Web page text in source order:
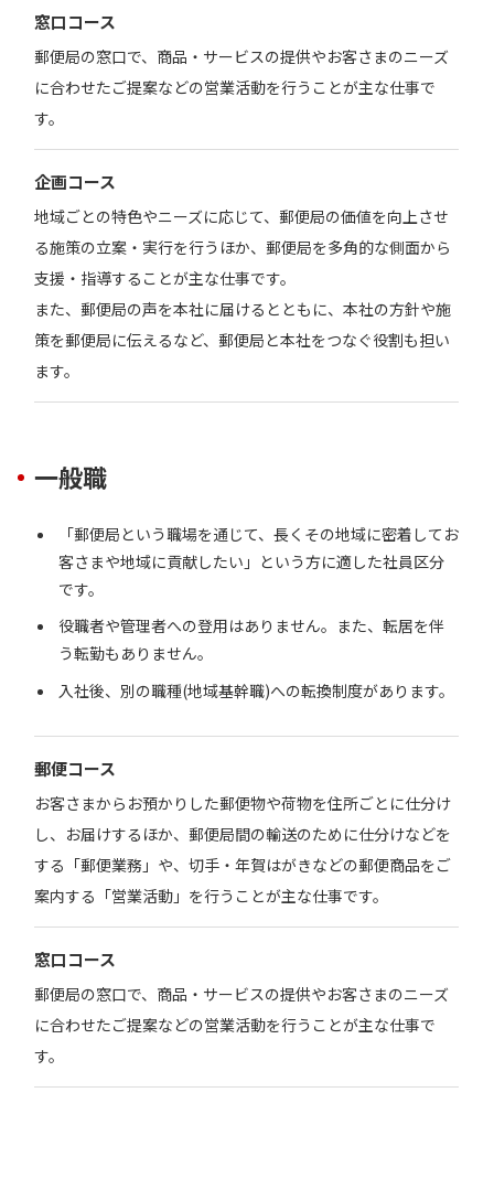
窓口コース
郵便局の窓口で、商品・サービスの提供やお客さまのニーズ
に合わせたご提案などの営業活動を行うことが主な仕事で
す。
企画コース
地域ごとの特色やニーズに応じて、郵便局の価値を向上させ
る施策の立案・実行を行うほか、郵便局を多角的な側面から
支援・指導することが主な仕事です。
また、郵便局の声を本社に届けるとともに、本社の方針や施
策を郵便局に伝えるなど、郵便局と本社をつなぐ役割も担い
ます。
一般職
「郵便局という職場を通じて、長くその地域に密着してお
客さまや地域に貢献したい」という方に適した社員区分
です。
役職者や管理者への登用はありません。また、転居を伴
う転勤もありません。
入社後、別の職種(地域基幹職)への転換制度があります。
郵便コース
お客さまからお預かりした郵便物や荷物を住所ごとに仕分け
し、お届けするほか、郵便局間の輸送のために仕分けなどを
する「郵便業務」や、切手・年賀はがきなどの郵便商品をご
案内する「営業活動」を行うことが主な仕事です。
窓口コース
郵便局の窓口で、商品・サービスの提供やお客さまのニーズ
に合わせたご提案などの営業活動を行うことが主な仕事で
す。